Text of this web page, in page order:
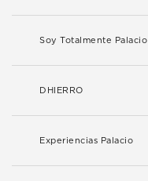
Soy Totalmente Palacio
DHIERRO
Experiencias Palacio